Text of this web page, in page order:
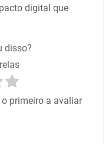
digital que
disso?
primeiro a avaliar